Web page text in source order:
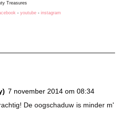
Treasures
- youtube - instagram
7 november 2014 om 08:34
De oogschaduw is minder m'